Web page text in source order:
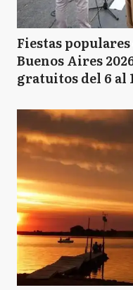
Fiestas
Buenos Aires
gratuitos del 6 al